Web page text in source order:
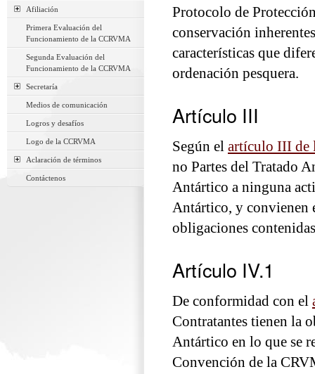
Afiliación
Primera Evaluación del
Funcionamiento de la CCRVMA
Segunda Evaluación del
Funcionamiento de la CCRVMA
Secretaría
Medios de comunicación
Logros y desafíos
Logo de la CCRVMA
Aclaración de términos
Contáctenos
Protocolo de
conservación
características que
ordenación pesquera.
Artículo III
Según el artículo III de
no Partes del Tratado
Antártico a ninguna
Antártico, y convienen
obligaciones
Artículo IV.1
De conformidad con el
Contratantes tienen la
Antártico en lo que se
Convención de la